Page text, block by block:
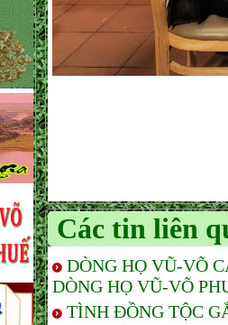
Các tin liên
DÒNG HỌ VŨ-VÕ
DÒNG HỌ VŨ-VÕ
TÌNH ĐỒNG TỘC